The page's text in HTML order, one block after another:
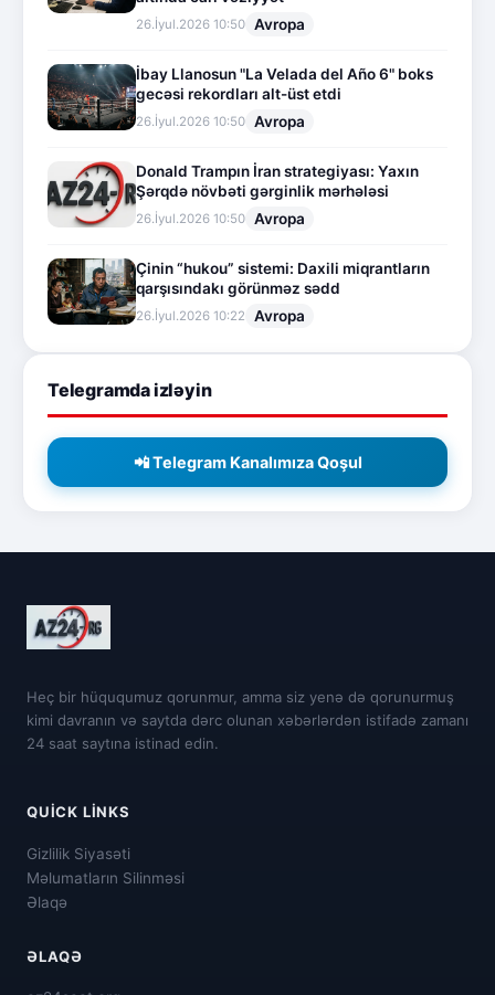
26.İyul.2026 10:50 Avropa
İbay Llanosun "La Velada del Año 6" boks
gecəsi rekordları alt-üst etdi
26.İyul.2026 10:50 Avropa
Donald Trampın İran strategiyası: Yaxın
Şərqdə növbəti gərginlik mərhələsi
26.İyul.2026 10:50 Avropa
Çinin “hukou” sistemi: Daxili miqrantların
qarşısındakı görünməz sədd
26.İyul.2026 10:22 Avropa
Telegramda izləyin
📲 Telegram Kanalımıza Qoşul
Heç bir hüququmuz qorunmur, amma siz yenə də qorunurmuş
kimi davranın və saytda dərc olunan xəbərlərdən istifadə zamanı
24 saat saytına istinad edin.
QUICK LINKS
Gizlilik Siyasəti
Məlumatların Silinməsi
Əlaqə
ƏLAQƏ